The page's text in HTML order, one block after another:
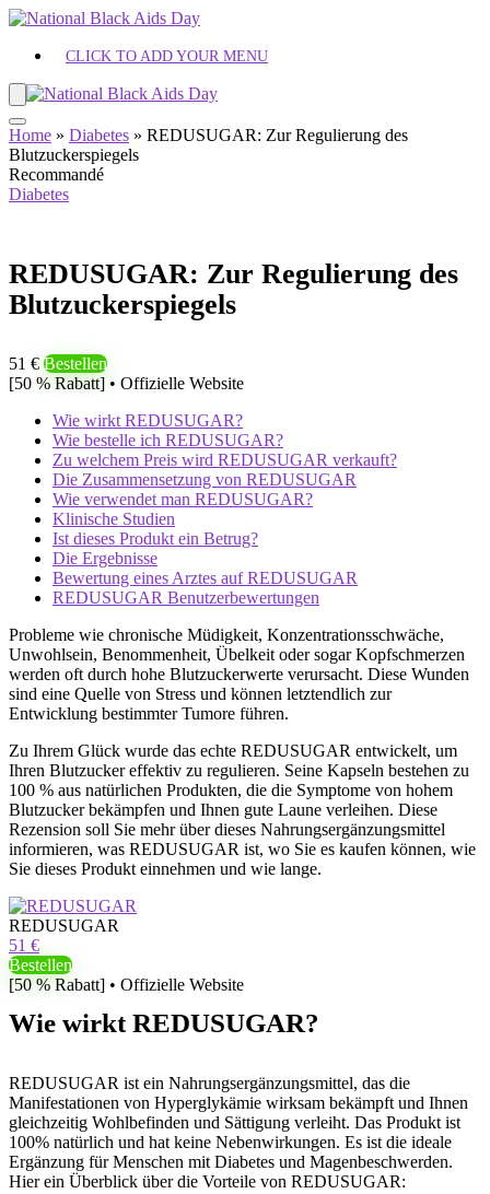
CLICK TO ADD YOUR MENU
Home » Diabetes » REDUSUGAR: Zur Regulierung des
Blutzuckerspiegels
Recommandé
Diabetes
REDUSUGAR: Zur Regulierung des
Blutzuckerspiegels
51 € Bestellen
[50 % Rabatt] • Offizielle Website
Wie wirkt REDUSUGAR?
Wie bestelle ich REDUSUGAR?
Zu welchem ​​Preis wird REDUSUGAR verkauft?
Die Zusammensetzung von REDUSUGAR
Wie verwendet man REDUSUGAR?
Klinische Studien
Ist dieses Produkt ein Betrug?
Die Ergebnisse
Bewertung eines Arztes auf REDUSUGAR
REDUSUGAR Benutzerbewertungen
Probleme wie chronische Müdigkeit, Konzentrationsschwäche,
Unwohlsein, Benommenheit, Übelkeit oder sogar Kopfschmerzen
werden oft durch hohe Blutzuckerwerte verursacht. Diese Wunden
sind eine Quelle von Stress und können letztendlich zur
Entwicklung bestimmter Tumore führen.
Zu Ihrem Glück wurde das echte REDUSUGAR entwickelt, um
Ihren Blutzucker effektiv zu regulieren. Seine Kapseln bestehen zu
100 % aus natürlichen Produkten, die die Symptome von hohem
Blutzucker bekämpfen und Ihnen gute Laune verleihen. Diese
Rezension soll Sie mehr über dieses Nahrungsergänzungsmittel
informieren, was REDUSUGAR ist, wo Sie es kaufen können, wie
Sie dieses Produkt einnehmen und wie lange.
REDUSUGAR
51 €
Bestellen
[50 % Rabatt] • Offizielle Website
Wie wirkt REDUSUGAR?
REDUSUGAR ist ein Nahrungsergänzungsmittel, das die
Manifestationen von Hyperglykämie wirksam bekämpft und Ihnen
gleichzeitig Wohlbefinden und Sättigung verleiht. Das Produkt ist
100% natürlich und hat keine Nebenwirkungen. Es ist die ideale
Ergänzung für Menschen mit Diabetes und Magenbeschwerden.
Hier ein Überblick über die Vorteile von REDUSUGAR: